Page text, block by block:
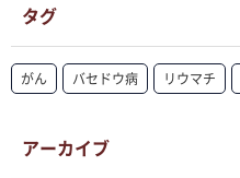
タグ
がん バセドウ病 リウマチ
アーカイブ